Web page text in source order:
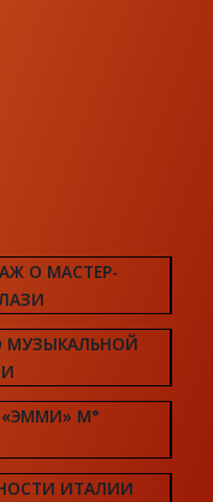
О МАСТЕР-
МУЗЫКАЛЬНОЙ
М°
ИТАЛИИ